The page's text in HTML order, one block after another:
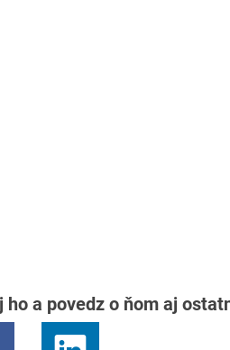
a povedz o ňom aj